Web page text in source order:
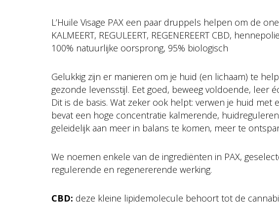
L’Huile Visage PAX een paar druppels helpen om de
KALMEERT, REGULEERT, REGENEREERT CBD,
100% natuurlijke oorsprong, 95% biologisch
Gelukkig zijn er manieren om je huid (en lichaam) te
gezonde levensstijl. Eet goed, beweeg voldoende, leer
Dit is de basis. Wat zeker ook helpt: verwen je huid met
bevat een hoge concentratie kalmerende,
geleidelijk aan meer in balans te komen, meer te
We noemen enkele van de ingrediënten in PAX,
regulerende en regenererende werking.
CBD: deze kleine lipidemolecule behoort tot de